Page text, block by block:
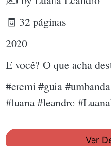
🧾 32 páginas
2020
E você? O que acha
#eremi #guia
#luana #leandro
Ver